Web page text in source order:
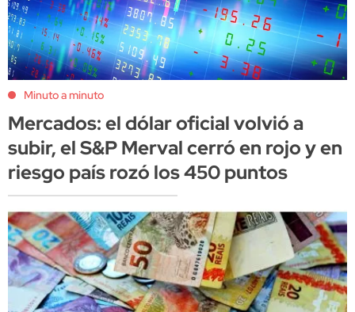
Minuto a minuto
Mercados: el dólar oficial volvió a
subir, el S&P Merval cerró en rojo y en
riesgo país rozó los 450 puntos